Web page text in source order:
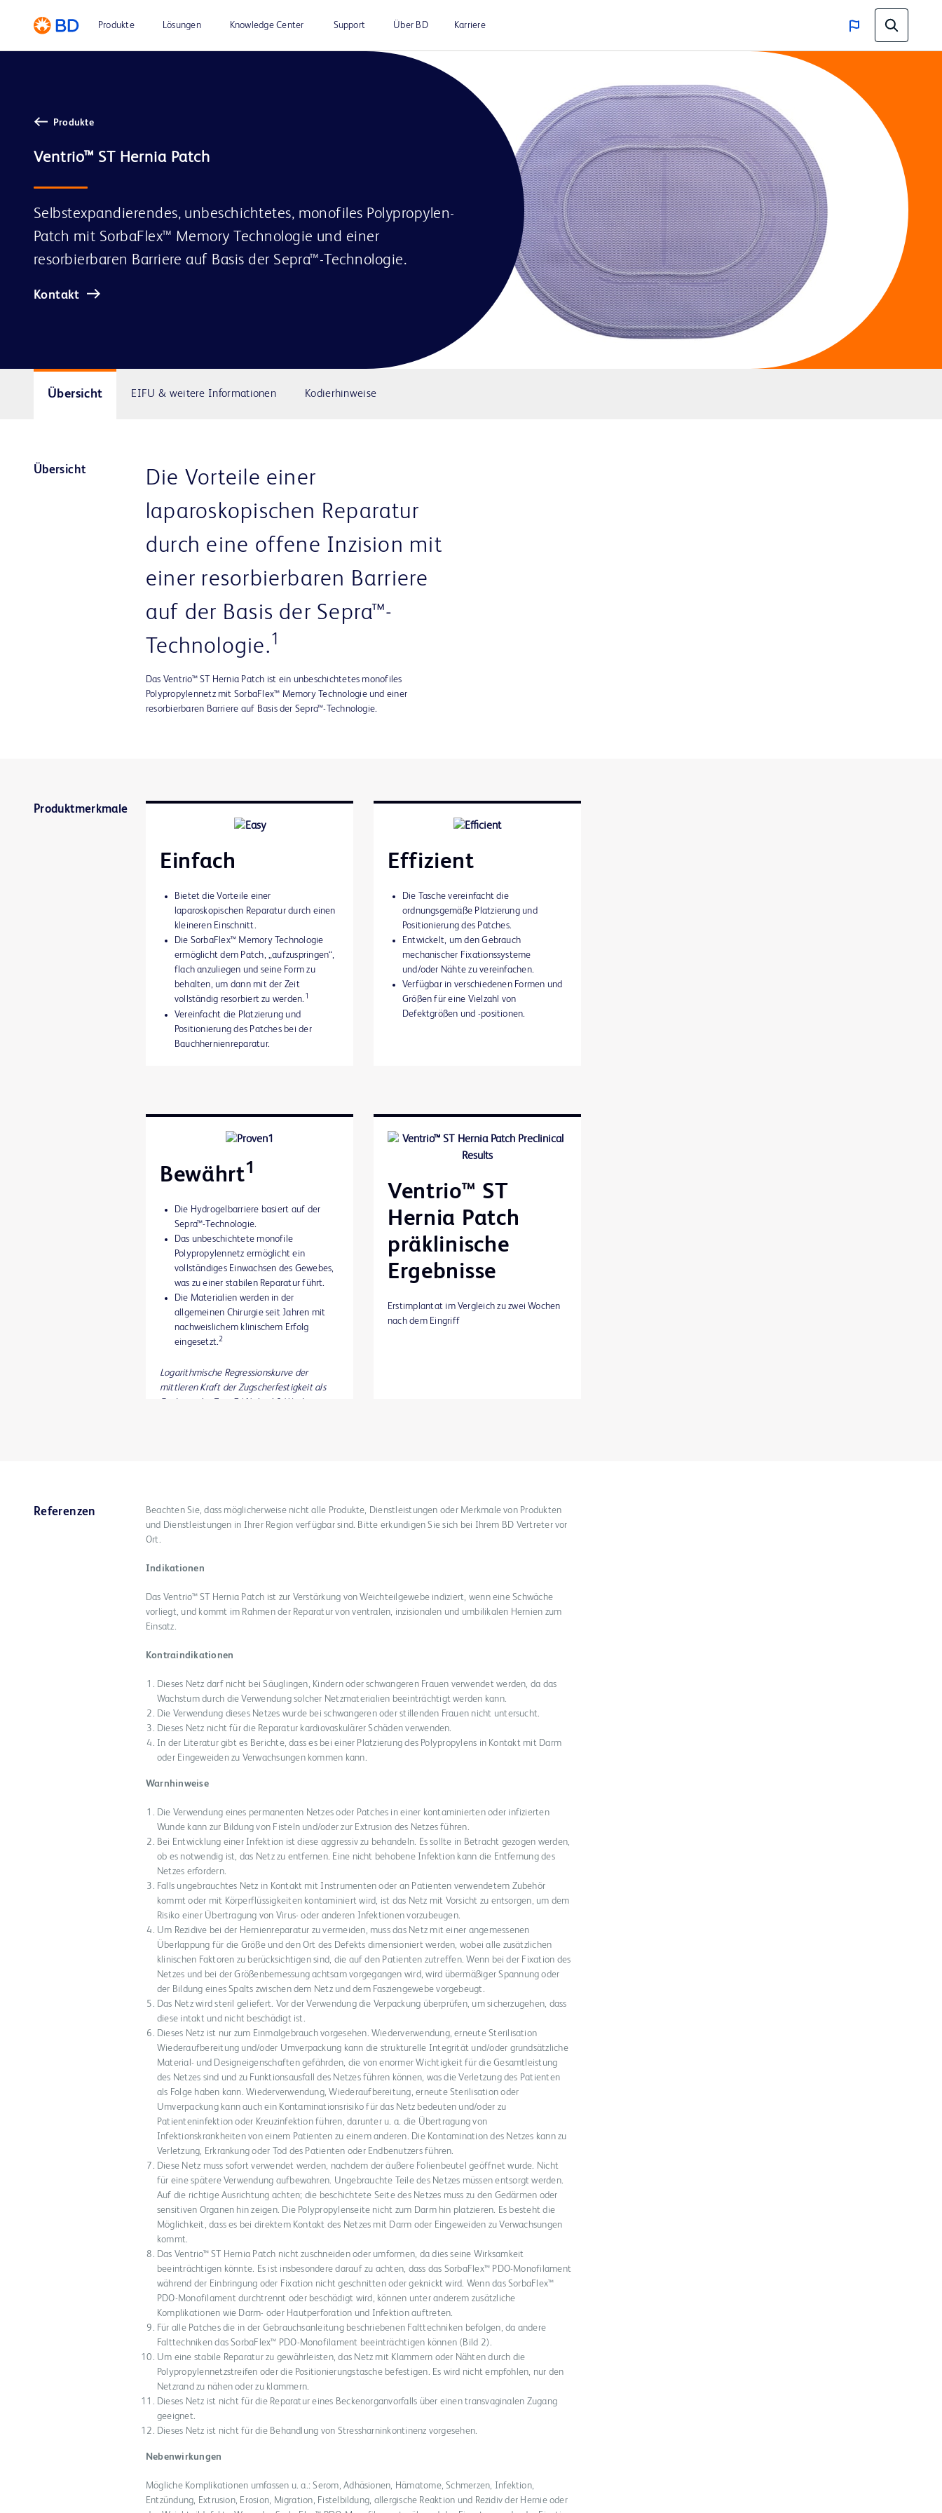
Produkte Lösungen Knowledge Center Support Über BD Karriere
Produkte
Selbstexpandierendes, unbeschichtetes, monofiles Polypropylen-
Patch mit SorbaFlex™ Memory Technologie und einer
resorbierbaren Barriere auf Basis der Sepra™-Technologie.
Kontakt
Übersicht EIFU & weitere Informationen Kodierhinweise
Übersicht
Die Vorteile einer
laparoskopischen Reparatur
durch eine offene Inzision mit
einer resorbierbaren Barriere
auf der Basis der Sepra™-
Technologie.1
Das Ventrio™ ST Hernia Patch ist ein unbeschichtetes monofiles
Polypropylennetz mit SorbaFlex™ Memory Technologie und einer
resorbierbaren Barriere auf Basis der Sepra™-Technologie.
Produktmerkmale
Einfach
Bietet die Vorteile einer
laparoskopischen Reparatur durch einen
kleineren Einschnitt.
Die SorbaFlex™ Memory Technologie
ermöglicht dem Patch, „aufzuspringen“,
flach anzuliegen und seine Form zu
behalten, um dann mit der Zeit
vollständig resorbiert zu werden. 1
Vereinfacht die Platzierung und
Positionierung des Patches bei der
Bauchhernienreparatur.
Effizient
Die Tasche vereinfacht die
ordnungsgemäße Platzierung und
Positionierung des Patches.
Entwickelt, um den Gebrauch
mechanischer Fixationssysteme
und/oder Nähte zu vereinfachen.
Verfügbar in verschiedenen Formen und
Größen für eine Vielzahl von
Defektgrößen und -positionen.
Bewährt1
Die Hydrogelbarriere basiert auf der
Sepra™-Technologie.
Das unbeschichtete monofile
Polypropylennetz ermöglicht ein
vollständiges Einwachsen des Gewebes,
was zu einer stabilen Reparatur führt.
Die Materialien werden in der
allgemeinen Chirurgie seit Jahren mit
nachweislichem klinischem Erfolg
eingesetzt.2
Logarithmische Regressionskurve der
mittleren Kraft der Zugscherfestigkeit als
Ventrio™ ST
Hernia Patch
präklinische
Ergebnisse
Erstimplantat im Vergleich zu zwei Wochen
nach dem Eingriff
Referenzen
Beachten Sie, dass möglicherweise nicht alle Produkte, Dienstleistungen oder Merkmale von Produkten
und Dienstleistungen in Ihrer Region verfügbar sind. Bitte erkundigen Sie sich bei Ihrem BD Vertreter vor
Ort.
Indikationen
Das Ventrio™ ST Hernia Patch ist zur Verstärkung von Weichteilgewebe indiziert, wenn eine Schwäche
vorliegt, und kommt im Rahmen der Reparatur von ventralen, inzisionalen und umbilikalen Hernien zum
Einsatz.
Kontraindikationen
Dieses Netz darf nicht bei Säuglingen, Kindern oder schwangeren Frauen verwendet werden, da das
Wachstum durch die Verwendung solcher Netzmaterialien beeinträchtigt werden kann.
Die Verwendung dieses Netzes wurde bei schwangeren oder stillenden Frauen nicht untersucht.
Dieses Netz nicht für die Reparatur kardiovaskulärer Schäden verwenden.
In der Literatur gibt es Berichte, dass es bei einer Platzierung des Polypropylens in Kontakt mit Darm
oder Eingeweiden zu Verwachsungen kommen kann.
Warnhinweise
Die Verwendung eines permanenten Netzes oder Patches in einer kontaminierten oder infizierten
Wunde kann zur Bildung von Fisteln und/oder zur Extrusion des Netzes führen.
Bei Entwicklung einer Infektion ist diese aggressiv zu behandeln. Es sollte in Betracht gezogen werden,
ob es notwendig ist, das Netz zu entfernen. Eine nicht behobene Infektion kann die Entfernung des
Netzes erfordern.
Falls ungebrauchtes Netz in Kontakt mit Instrumenten oder an Patienten verwendetem Zubehör
kommt oder mit Körperflüssigkeiten kontaminiert wird, ist das Netz mit Vorsicht zu entsorgen, um dem
Risiko einer Übertragung von Virus- oder anderen Infektionen vorzubeugen.
Um Rezidive bei der Hernienreparatur zu vermeiden, muss das Netz mit einer angemessenen
Überlappung für die Größe und den Ort des Defekts dimensioniert werden, wobei alle zusätzlichen
klinischen Faktoren zu berücksichtigen sind, die auf den Patienten zutreffen. Wenn bei der Fixation des
Netzes und bei der Größenbemessung achtsam vorgegangen wird, wird übermäßiger Spannung oder
der Bildung eines Spalts zwischen dem Netz und dem Fasziengewebe vorgebeugt.
Das Netz wird steril geliefert. Vor der Verwendung die Verpackung überprüfen, um sicherzugehen, dass
diese intakt und nicht beschädigt ist.
Dieses Netz ist nur zum Einmalgebrauch vorgesehen. Wiederverwendung, erneute Sterilisation
Wiederaufbereitung und/oder Umverpackung kann die strukturelle Integrität und/oder grundsätzliche
Material- und Designeigenschaften gefährden, die von enormer Wichtigkeit für die Gesamtleistung
des Netzes sind und zu Funktionsausfall des Netzes führen können, was die Verletzung des Patienten
als Folge haben kann. Wiederverwendung, Wiederaufbereitung, erneute Sterilisation oder
Umverpackung kann auch ein Kontaminationsrisiko für das Netz bedeuten und/oder zu
Patienteninfektion oder Kreuzinfektion führen, darunter u. a. die Übertragung von
Infektionskrankheiten von einem Patienten zu einem anderen. Die Kontamination des Netzes kann zu
Verletzung, Erkrankung oder Tod des Patienten oder Endbenutzers führen.
Diese Netz muss sofort verwendet werden, nachdem der äußere Folienbeutel geöffnet wurde. Nicht
für eine spätere Verwendung aufbewahren. Ungebrauchte Teile des Netzes müssen entsorgt werden.
Auf die richtige Ausrichtung achten; die beschichtete Seite des Netzes muss zu den Gedärmen oder
sensitiven Organen hin zeigen. Die Polypropylenseite nicht zum Darm hin platzieren. Es besteht die
Möglichkeit, dass es bei direktem Kontakt des Netzes mit Darm oder Eingeweiden zu Verwachsungen
kommt.
Das Ventrio™ ST Hernia Patch nicht zuschneiden oder umformen, da dies seine Wirksamkeit
beeinträchtigen könnte. Es ist insbesondere darauf zu achten, dass das SorbaFlex™ PDO-Monofilament
während der Einbringung oder Fixation nicht geschnitten oder geknickt wird. Wenn das SorbaFlex™
PDO-Monofilament durchtrennt oder beschädigt wird, können unter anderem zusätzliche
Komplikationen wie Darm- oder Hautperforation und Infektion auftreten.
Für alle Patches die in der Gebrauchsanleitung beschriebenen Falttechniken befolgen, da andere
Falttechniken das SorbaFlex™ PDO-Monofilament beeinträchtigen können (Bild 2).
Um eine stabile Reparatur zu gewährleisten, das Netz mit Klammern oder Nähten durch die
Polypropylennetzstreifen oder die Positionierungstasche befestigen. Es wird nicht empfohlen, nur den
Netzrand zu nähen oder zu klammern.
Dieses Netz ist nicht für die Reparatur eines Beckenorganvorfalls über einen transvaginalen Zugang
geeignet.
Dieses Netz ist nicht für die Behandlung von Stressharninkontinenz vorgesehen.
Nebenwirkungen
Mögliche Komplikationen umfassen u. a.: Serom, Adhäsionen, Hämatome, Schmerzen, Infektion,
Entzündung, Extrusion, Erosion, Migration, Fistelbildung, allergische Reaktion und Rezidiv der Hernie oder